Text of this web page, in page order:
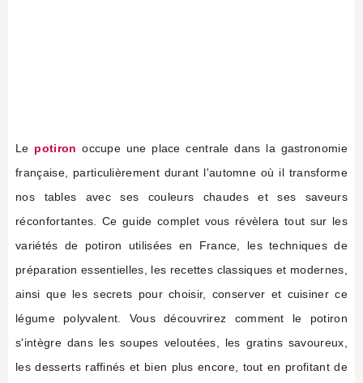
Le potiron occupe une place centrale dans la gastronomie
française, particulièrement durant l'automne où il transforme
nos tables avec ses couleurs chaudes et ses saveurs
réconfortantes. Ce guide complet vous révèlera tout sur les
variétés de potiron utilisées en France, les techniques de
préparation essentielles, les recettes classiques et modernes,
ainsi que les secrets pour choisir, conserver et cuisiner ce
légume polyvalent. Vous découvrirez comment le potiron
s'intègre dans les soupes veloutées, les gratins savoureux,
les desserts raffinés et bien plus encore, tout en profitant de